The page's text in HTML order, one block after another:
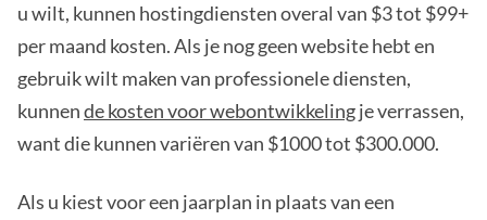
u wilt, kunnen hostingdiensten overal van $3 tot $99+
per maand kosten. Als je nog geen website hebt en
gebruik wilt maken van professionele diensten,
kunnende kosten voor webontwikkelingje verrassen,
want die kunnen variëren van $1000 tot $300.000.
Als u kiest voor een jaarplan in plaats van een